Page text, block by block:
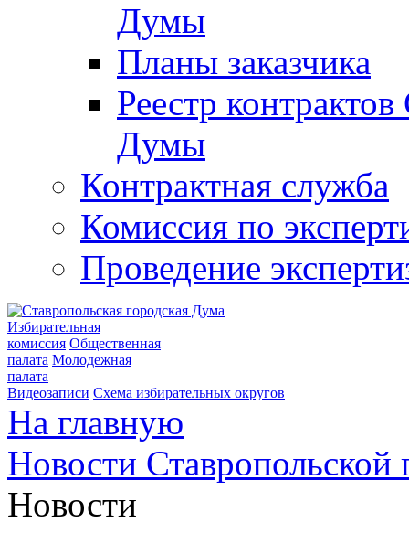
Думы
Планы заказчика
Реестр
Думы
Контрактная служба
Комиссия по
Проведение
Избирательная
комиссия Общественная
палата Молодежная
палата
Видеозаписи Схема избирательных округов
На главную
Новости
Новости